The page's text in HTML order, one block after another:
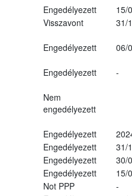
Engedélyezett
15/
Visszavont
31/
Engedélyezett 06/
Engedélyezett
-
Nem
engedélyezett
Engedélyezett
Engedélyezett
31/
Engedélyezett
30/
Engedélyezett
15/
Not PPP
-